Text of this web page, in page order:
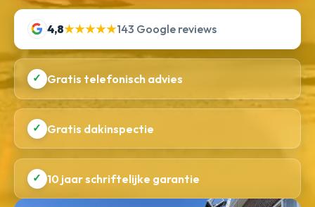
4,8★★★★★143 Google reviews
✓ Gratis telefonisch advies
✓ Gratis dakinspectie
✓ 10 jaar schriftelijke garantie